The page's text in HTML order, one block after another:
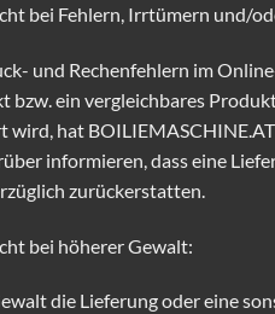
bei Fehlern, Irrtümern und/
und Rechenfehlern im
bzw. ein vergleichbares
wird, hat
informieren, dass eine
zurückerstatten.
bei höherer Gewalt:
die Lieferung oder eine